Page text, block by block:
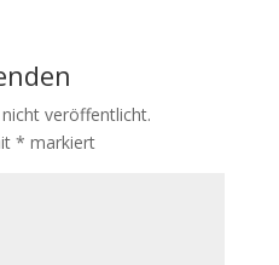
veröffentlicht.
* markiert